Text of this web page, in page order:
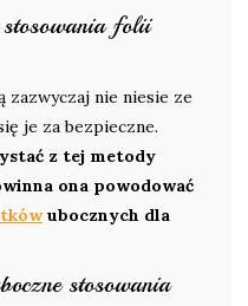
stosowania folii
zazwyczaj nie niesie ze
je za bezpieczne.
z tej metody
ona powodować
ubocznych dla
stosowania